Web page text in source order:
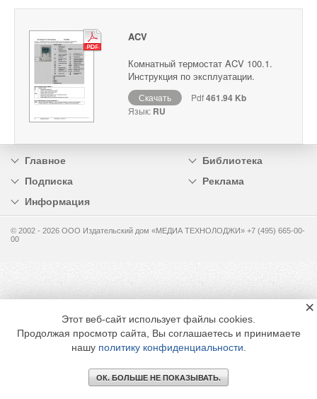
ACV
Комнатный термостат ACV 100.1.
Инструкция по эксплуатации.
Скачать Pdf461.94 Kb
Язык: RU
Главное
Библиотека
Подписка
Реклама
Информация
© 2002 - 2026 OOO Издательский дом «МЕДИА ТЕХНОЛОДЖИ» +7 (495) 665-00-
00
Этот веб-сайт использует файлы cookies.
Продолжая просмотр сайта, Вы соглашаетесь и принимаете
нашу политику конфиденциальности
ОК. БОЛЬШЕ НЕ ПОКАЗЫВАТЬ.
×